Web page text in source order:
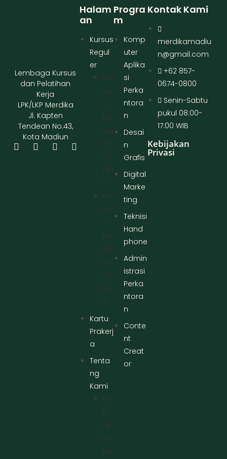
Lembaga Kursus
dan Pelatihan
Kerja
LPK/LKP Merdika
Jl. Kapten
Tendean No.43,
Kota Madiun
Progra
M
Komp
uter
Aplika
si
Perka
ntora
n
Desai
n
Grafis
Digital
Marke
ting
Teknisi
Hand
phone
Admin
istrasi
Perka
ntora
n
Conte
nt
Creat
or
Halam
An
Kursus
Regul
er
Kur
Su
S
Re
Gul
Er
Of
Flin
E
Kur
Su
S
Re
Gul
Er
On
Lin
E
Kartu
Prakerj
a
Tenta
ng
Kami
Pro
Fil
Le
M
Ba
Kontak Kami
merdikamadiu
n@gmail.com
+62 857-
0674-0800
Senin-Sabtu
pukul 08:00-
17:00 WIB
Kebijakan
Privasi